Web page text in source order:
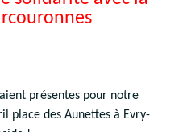
présentes pour notre
place des Aunettes à Evry-